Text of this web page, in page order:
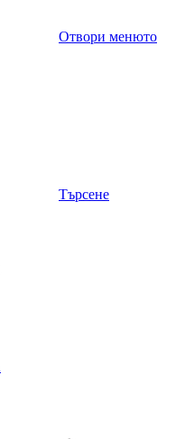
Отвори менюто
Търсене